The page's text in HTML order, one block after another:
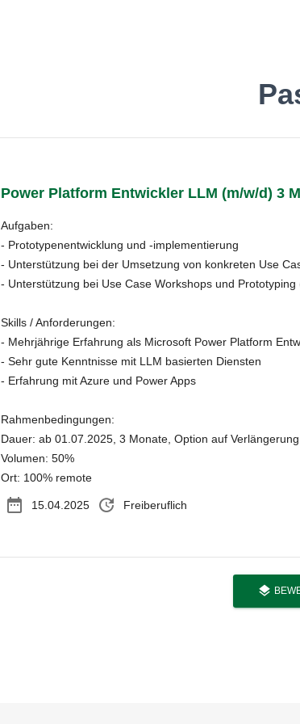
Finde
Power Platform Entwickler LLM (m/w/d) 3
Aufgaben:
- Prototypenentwicklung und -implementierung
- Unterstützung bei der Umsetzung von konkreten Use
- Unterstützung bei Use Case Workshops und
Skills / Anforderungen:
- Mehrjährige Erfahrung als Microsoft Power Platform
- Sehr gute Kenntnisse mit LLM basierten Diensten
- Erfahrung mit Azure und Power Apps
Rahmenbedingungen:
Dauer: ab 01.07.2025, 3 Monate, Option auf Verlängerung
Volumen: 50%
Ort: 100% remote
date_range 15.04.2025 update Freiberuflich
layers